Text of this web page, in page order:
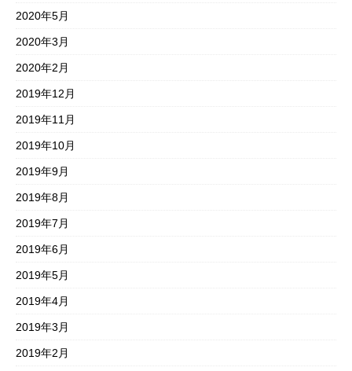
2020年5月
2020年3月
2020年2月
2019年12月
2019年11月
2019年10月
2019年9月
2019年8月
2019年7月
2019年6月
2019年5月
2019年4月
2019年3月
2019年2月